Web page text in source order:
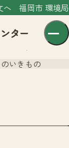
へ 福岡市 環境局
いきもの